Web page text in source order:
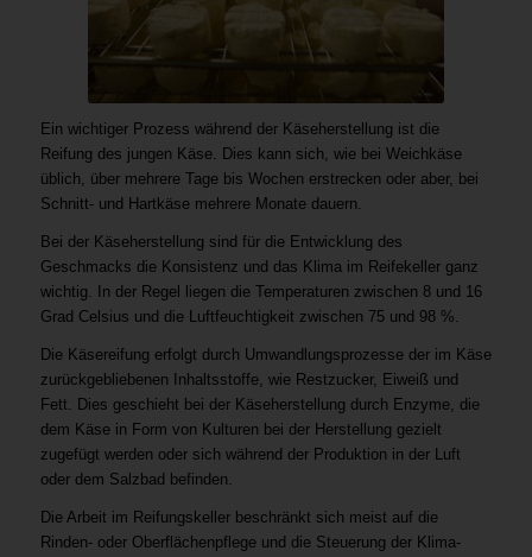
Ein wichtiger Prozess während der Käseherstellung ist die
Reifung des jungen Käse. Dies kann sich, wie bei Weichkäse
üblich, über mehrere Tage bis Wochen erstrecken oder aber, bei
Schnitt- und Hartkäse mehrere Monate dauern.
Bei der Käseherstellung sind für die Entwicklung des
Geschmacks die Konsistenz und das Klima im Reifekeller ganz
wichtig. In der Regel liegen die Temperaturen zwischen 8 und 16
Grad Celsius und die Luftfeuchtigkeit zwischen 75 und 98 %.
Die Käsereifung erfolgt durch Umwandlungsprozesse der im Käse
zurückgebliebenen Inhaltsstoffe, wie Restzucker, Eiweiß und
Fett. Dies geschieht bei der Käseherstellung durch Enzyme, die
dem Käse in Form von Kulturen bei der Herstellung gezielt
zugefügt werden oder sich während der Produktion in der Luft
oder dem Salzbad befinden.
Die Arbeit im Reifungskeller beschränkt sich meist auf die
Rinden- oder Oberflächenpflege und die Steuerung der Klima-